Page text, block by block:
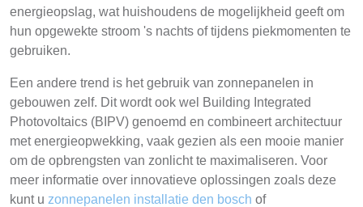
energieopslag, wat huishoudens de mogelijkheid geeft om
hun opgewekte stroom 's nachts of tijdens piekmomenten te
gebruiken.
Een andere trend is het gebruik van zonnepanelen in
gebouwen zelf. Dit wordt ook wel Building Integrated
Photovoltaics (BIPV) genoemd en combineert architectuur
met energieopwekking, vaak gezien als een mooie manier
om de opbrengsten van zonlicht te maximaliseren. Voor
meer informatie over innovatieve oplossingen zoals deze
kunt u zonnepanelen installatie den bosch of